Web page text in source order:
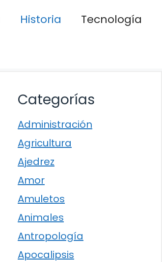
Historia
Tecnología
Categorías
Administración
Agricultura
Ajedrez
Amor
Amuletos
Animales
Antropología
Apocalipsis